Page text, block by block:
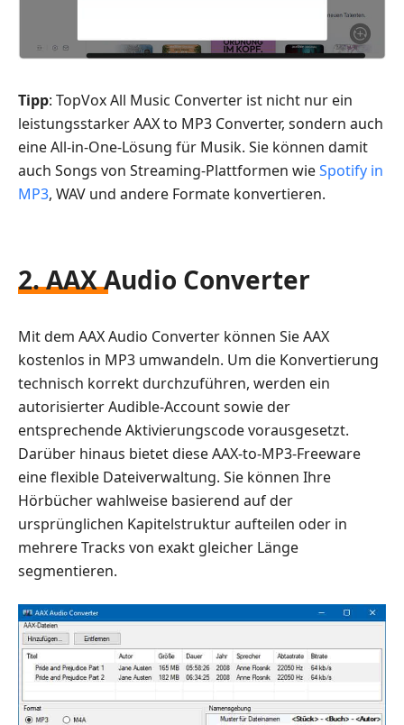
Tipp: TopVox All Music Converter ist nicht nur ein
leistungsstarker AAX to MP3 Converter, sondern auch
eine All-in-One-Lösung für Musik. Sie können damit
auch Songs von Streaming-Plattformen wieSpotify in
MP3, WAV und andere Formate konvertieren.
2. AAX Audio Converter
Mit dem AAX Audio Converter können Sie AAX
kostenlos in MP3 umwandeln. Um die Konvertierung
technisch korrekt durchzuführen, werden ein
autorisierter Audible-Account sowie der
entsprechende Aktivierungscode vorausgesetzt.
Darüber hinaus bietet diese AAX-to-MP3-Freeware
eine flexible Dateiverwaltung. Sie können Ihre
Hörbücher wahlweise basierend auf der
ursprünglichen Kapitelstruktur aufteilen oder in
mehrere Tracks von exakt gleicher Länge
segmentieren.